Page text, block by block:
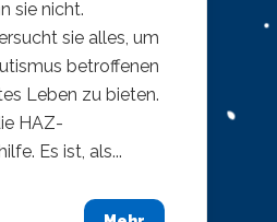
sie nicht.
sie alles, um
betroffenen
Leben zu bieten.
HAZ-
Es ist, als...